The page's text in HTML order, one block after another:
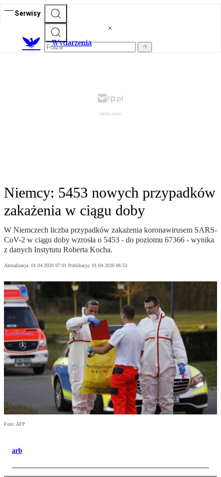
Serwisy
Wydarzenia
Niemcy: 5453 nowych przypadków
zakażenia w ciągu doby
W Niemczech liczba przypadków zakażenia koronawirusem SARS-
CoV-2 w ciągu doby wzrosła o 5453 - do poziomu 67366 - wynika
z danych Instytutu Roberta Kocha.
Aktualizacja: 01.04.2020 07:01 Publikacja: 01.04.2020 06:53
Foto: AFP
arb